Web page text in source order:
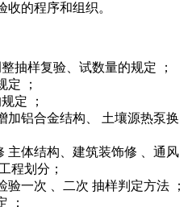
的程序和组织。
抽样复验、试数量的规定 ；
定 ；
定 ；
加铝合金结构、 土壤源热泵换
主体结构、建筑装饰修 、通风
程划分；
一次 、二次 抽样判定方法 ；
；